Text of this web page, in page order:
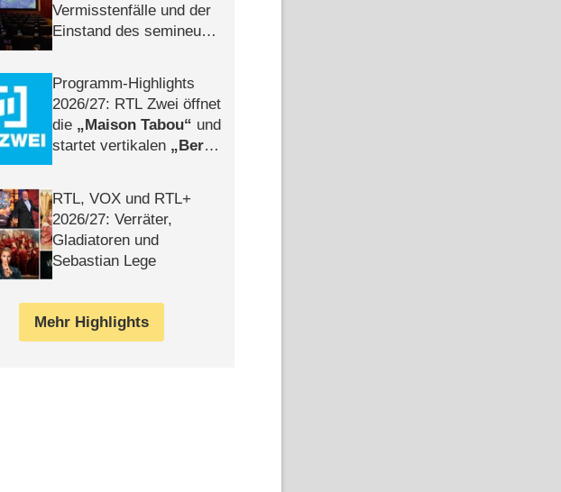
Vermisstenfälle und der
Einstand des semineuen
Programm-Highlights
2026/​27: RTL Zwei öffnet
die
Maison Tabou
und
startet vertikalen
Berlin
RTL, VOX und RTL+
2026/​27: Verräter,
Gladiatoren und
Sebastian Lege
Mehr Highlights